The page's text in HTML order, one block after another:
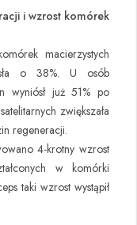
i wzrost komórek
macierzystych
o 38%. U osób
wyniósł już 51% po
zwiększała
regeneracji.
4-krotny wzrost
w komórki
taki wzrost wystąpił